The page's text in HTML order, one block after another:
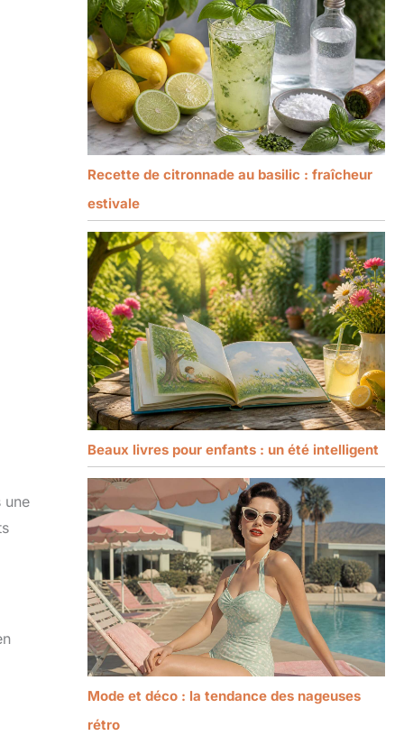
une
Recette de citronnade au basilic : fraîcheur
estivale
Beaux livres pour enfants : un été intelligent
Mode et déco : la tendance des nageuses
rétro